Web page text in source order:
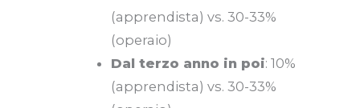
(apprendista) vs. 30-33%
(operaio)
Dal terzo anno in poi: 10%
(apprendista) vs. 30-33%